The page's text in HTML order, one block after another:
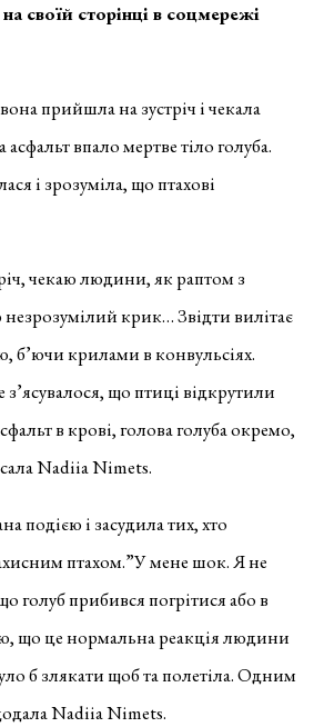
своїй сторінці в соцмережі
прийшла на зустріч і чекала
впало мертве тіло голуба.
і зрозуміла, що птахові
чекаю людини, як раптом з
крик… Звідти вилітає
б’ючи крилами в конвульсіях.
що птиці відкрутили
в крові, голова голуба окремо,
Nadiia Nimets.
подією і засудила тих, хто
птахом.”У мене шок. Я не
голуб прибився погрітися або в
що це нормальна реакція людини
б злякати щоб та полетіла. Одним
Nadiia Nimets.